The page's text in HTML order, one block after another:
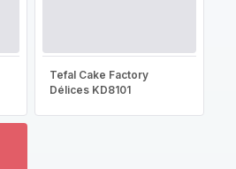
Tefal Cake Factory
Délices KD8101